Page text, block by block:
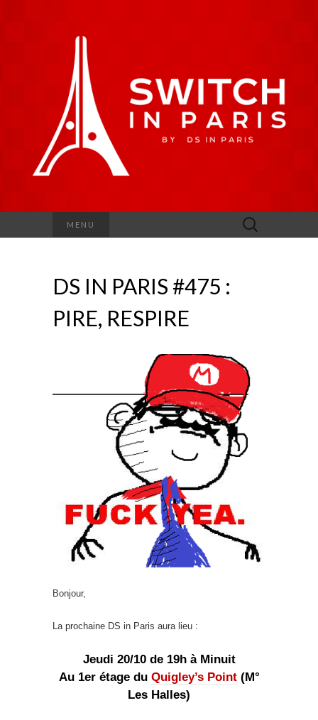
MENU Rechercher :
DS IN PARIS #475 :
PIRE, RESPIRE
Bonjour,
La prochaine DS in Paris aura lieu :
Jeudi 20/10 de 19h à Minuit
Au 1er étage du Quigley’s Point(M°
Les Halles)